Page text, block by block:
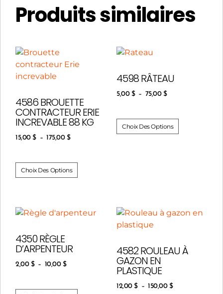
Produits similaires
4586 BROUETTE
CONTRACTEUR ERIE
INCREVABLE 88 KG
15,00$ – 175,00 $
Choix Des Options
4598 RÂTEAU
5,00 $ – 75,00 $
Choix Des Options
4350 RÈGLE
D’ARPENTEUR
2,00 $ – 10,00 $
4582 ROULEAU À
GAZON EN
PLASTIQUE
12,00$ – 150,00 $